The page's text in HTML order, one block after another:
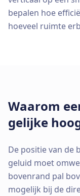
bepalen hoe
hoeveel ruimte
Waarom
gelijke
De positie van de
geluid moet
bovenrand pal
mogelijk bij de